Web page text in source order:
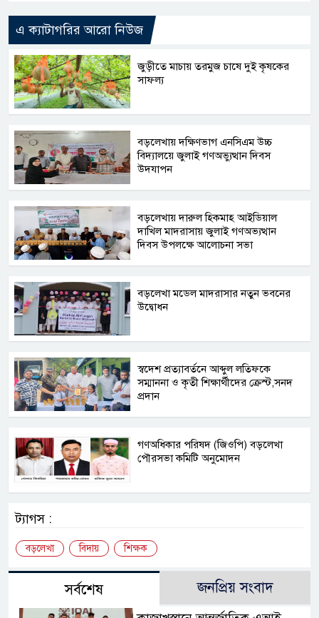
এ ক্যাটাগরির আরো নিউজ
জুড়ীতে মাচায় তরমুজ চাষে দুই কৃষকের
সাফল্য
বড়লেখায় দক্ষিণভাগ এনসিএম উচ্চ
বিদ্যালয়ে জুলাই গণঅভ্যুত্থান দিবস
উদযাপন
বড়লেখায় দারুল হিকমাহ আইডিয়াল
দাখিল মাদরাসায় জুলাই গণঅভ্যত্থান
দিবস উপলক্ষে আলোচনা সভা
বড়লেখা মডেল মাদরাসার নতুন ভবনের
উদ্বোধন
স্বদেশ প্রত্যাবর্তনে আব্দুল লতিফকে
সম্মাননা ও কৃতী শিক্ষার্থীদের ক্রেস্ট,সনদ
প্রদান
গণঅধিকার পরিষদ (জিওপি) বড়লেখা
পৌরসভা কমিটি অনুমোদন
ট্যাগস :
বড়লেখা বিদায় শিক্ষক
সর্বশেষ জনপ্রিয় সংবাদ